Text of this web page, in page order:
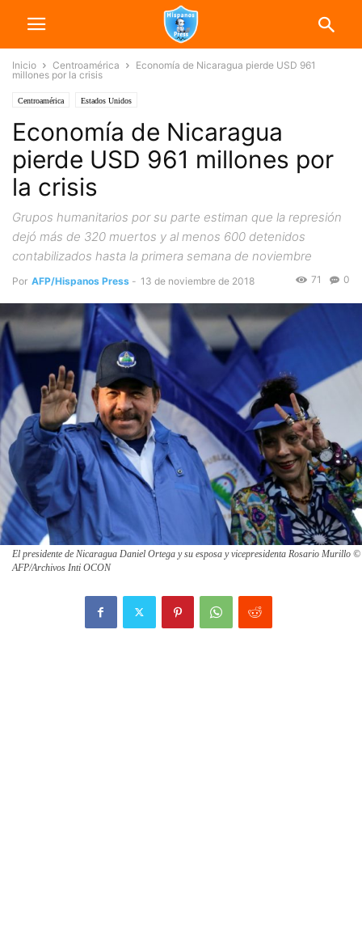
Inicio Centroamérica
Economía de Nicaragua pierde USD 961
millones por la crisis
Centroamérica Estados Unidos
Economía de Nicaragua
pierde USD 961 millones por
la crisis
Grupos humanitarios por su parte estiman que la represión
dejó más de 320 muertos y al menos 600 detenidos
contabilizados hasta la primera semana de noviembre
Por AFP/Hispanos Press - 13 de noviembre de 2018 0
71
El presidente de Nicaragua Daniel Ortega y su esposa y vicepresidenta Rosario Murillo ©
AFP/Archivos Inti OCON